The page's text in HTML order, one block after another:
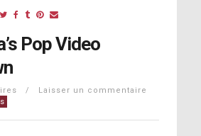
Pop Video
/ Laisser un commentaire